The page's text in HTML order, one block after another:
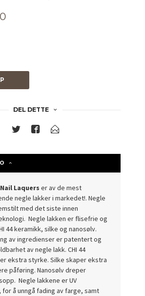
DEL DETTE
Laquers er av de mest
negle lakker i markedet!. Negle
med det siste innen
Negle lakken er flisefrie og
44 keramikk, silke og nanosølv.
av ingredienser er patentert og
av negle lakk. CHI 44
ekstra styrke. Silke skaper ekstra
påføring. Nanosølv dreper
Negle lakkene er UV
å unngå fading av farge, samt